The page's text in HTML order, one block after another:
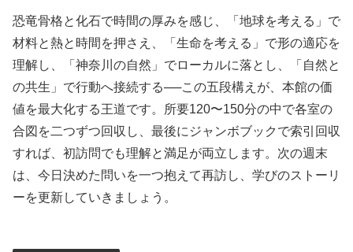
恐竜骨格と化石で時間の厚みを感じ、「地球を考える」で
材料と熱と時間を押さえ、「生命を考える」で形の適応を
理解し、「神奈川の自然」でローカルに落とし、「自然と
の共生」で行動へ接続する──この五段構えが、本館の価
値を最大化する王道です。所要120〜150分の中で各室の
合図を二つずつ回収し、最後にジャンボブックで索引回収
すれば、初訪問でも理解と満足が両立します。次の週末
は、今日決めた問いを一つ抱えて再訪し、学びのストーリ
ーを更新していきましょう。